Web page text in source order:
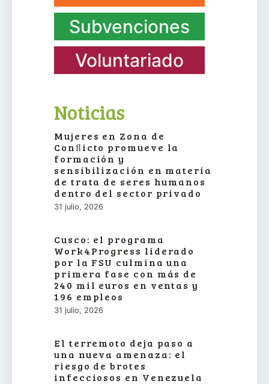
Subvenciones
Voluntariado
Noticias
Mujeres en Zona de
Conﬂicto promueve la
formación y
sensibilización en materia
de trata de seres humanos
dentro del sector privado
31 julio, 2026
Cusco: el programa
Work4Progress liderado
por la FSU culmina una
primera fase con más de
240 mil euros en ventas y
196 empleos
31 julio, 2026
El terremoto deja paso a
una nueva amenaza: el
riesgo de brotes
infecciosos en Venezuela